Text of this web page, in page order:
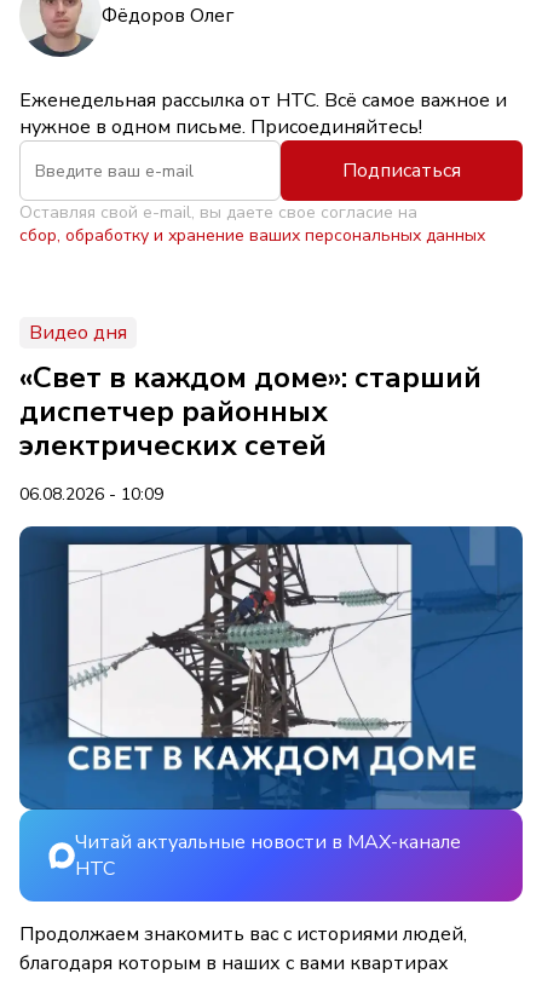
Фёдоров Олег
Еженедельная рассылка от НТС. Всё самое важное и
нужное в одном письме. Присоединяйтесь!
Подписаться
Оставляя свой e-mail, вы даете свое согласие на
сбор, обработку и хранение ваших персональных данных
Видео дня
«Свет в каждом доме»: старший
диспетчер районных
электрических сетей
06.08.2026 - 10:09
Читай актуальные новости в MAX-канале
НТС
Продолжаем знакомить вас с историями людей,
благодаря которым в наших с вами квартирах